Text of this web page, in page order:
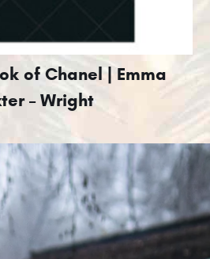
of Chanel | Emma
– Wright